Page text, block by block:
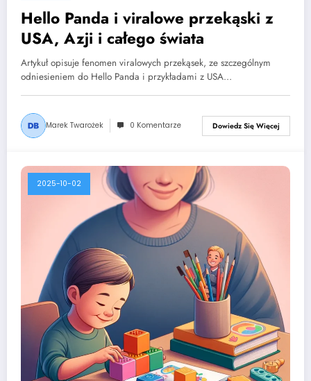
Hello Panda i viralowe przekąski z
USA, Azji i całego świata
Artykuł opisuje fenomen viralowych przekąsek, ze szczególnym
odniesieniem do Hello Panda i przykładami z USA…
Marek Twarożek 0 Komentarze Dowiedz Się Więcej
2025-10-02